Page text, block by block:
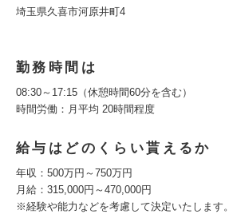
埼玉県久喜市河原井町4
勤務時間は
08:30～17:15（休憩時間60分を含む）
時間労働：月平均 20時間程度
給与はどのくらい貰えるか
年収：500万円～750万円
月給：315,000円～470,000円
※経験や能力などを考慮して決定いたします。